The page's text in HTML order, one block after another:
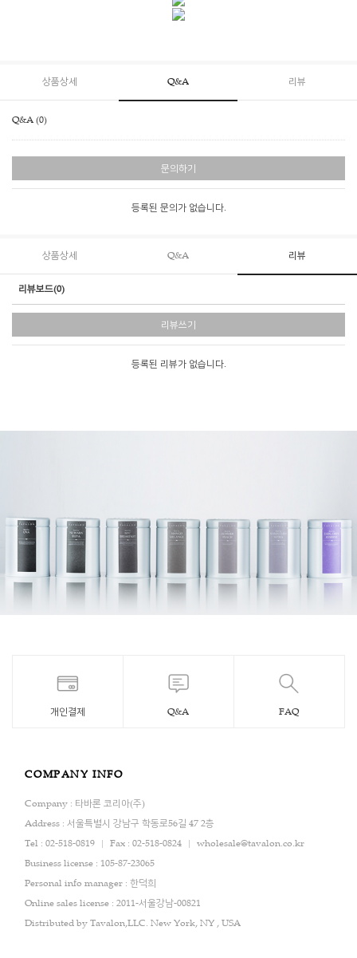
상품상세 Q&A 리뷰
Q&A (0)
문의하기
등록된 문의가 없습니다.
상품상세 Q&A 리뷰
리뷰보드(0)
리뷰쓰기
등록된 리뷰가 없습니다.
개인결제 Q&A FAQ
COMPANY INFO
Company : 타바론 코리아(주)
Address : 서울특별시 강남구 학동로56길 47 2층
Tel : 02-518-0819
Fax : 02-518-0824
wholesale@tavalon.co.kr
Business license : 105-87-23065
Personal info manager : 한덕희
Online sales license : 2011-서울강남-00821
Distributed by Tavalon,LLC. New York, NY , USA